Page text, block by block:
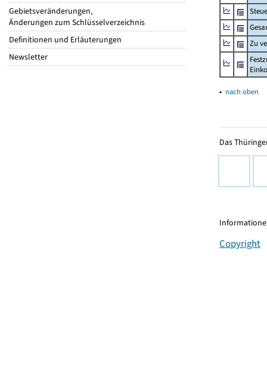
Gebietsveränderungen,
Änderungen zum Schlüsselverzeichnis
Definitionen und Erläuterungen
Newsletter
Zu
▴ nach oben
Das
Copyright